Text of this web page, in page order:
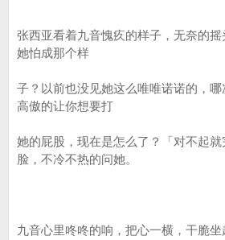
张西亚看着九音愧疚的样子，无奈的摇
她怕成那个样
子？以前也没见她这么唯唯诺诺的，哪
高傲的让你想要打
她的屁股，现在是怎么了？「对不起
脸，不冷不热的问她。
九音心里咚咚的响，把心一横，干脆